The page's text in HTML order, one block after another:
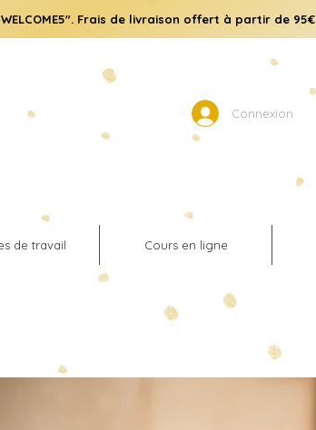
Frais de livraison offert à partir de 95€
Connexion
de travail Cours en ligne